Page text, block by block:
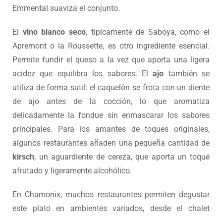
Emmental suaviza el conjunto.
El vino blanco seco, típicamente de Saboya, como el
Apremont o la Roussette, es otro ingrediente esencial.
Permite fundir el queso a la vez que aporta una ligera
acidez que equilibra los sabores. Elajo también se
utiliza de forma sutil: el caquelón se frota con un diente
de ajo antes de la cocción, lo que aromatiza
delicadamente la fondue sin enmascarar los sabores
principales. Para los amantes de toques originales,
algunos restaurantes añaden una pequeña cantidad de
kirsch, un aguardiente de cereza, que aporta un toque
afrutado y ligeramente alcohólico.
En Chamonix, muchos restaurantes permiten degustar
este plato en ambientes variados, desde el chalet